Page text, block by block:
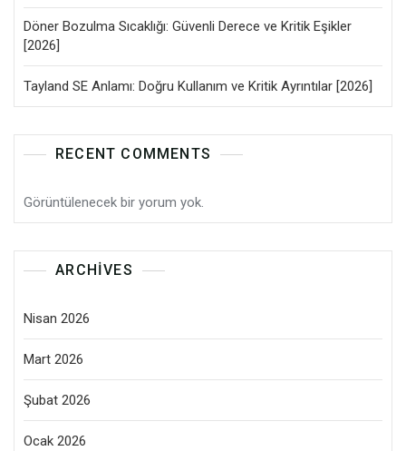
Döner Bozulma Sıcaklığı: Güvenli Derece ve Kritik Eşikler
[2026]
Tayland SE Anlamı: Doğru Kullanım ve Kritik Ayrıntılar [2026]
RECENT COMMENTS
Görüntülenecek bir yorum yok.
ARCHIVES
Nisan 2026
Mart 2026
Şubat 2026
Ocak 2026